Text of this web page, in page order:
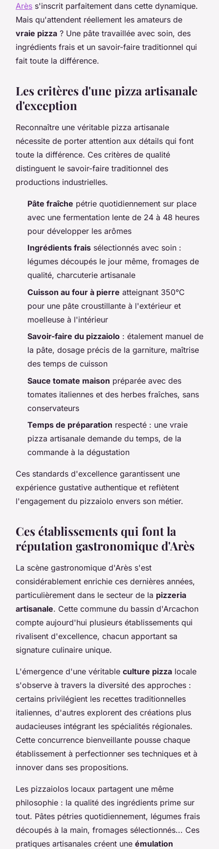
Arès s'inscrit parfaitement dans cette dynamique.
Mais qu'attendent réellement les amateurs de
vraie pizza ? Une pâte travaillée avec soin, des
ingrédients frais et un savoir-faire traditionnel qui
fait toute la différence.
Les critères d'une pizza artisanale
d'exception
Reconnaître une véritable pizza artisanale
nécessite de porter attention aux détails qui font
toute la différence. Ces critères de qualité
distinguent le savoir-faire traditionnel des
productions industrielles.
Pâte fraîche pétrie quotidiennement sur place
avec une fermentation lente de 24 à 48 heures
pour développer les arômes
Ingrédients frais sélectionnés avec soin :
légumes découpés le jour même, fromages de
qualité, charcuterie artisanale
Cuisson au four à pierre atteignant 350°C
pour une pâte croustillante à l'extérieur et
moelleuse à l'intérieur
Savoir-faire du pizzaiolo : étalement manuel de
la pâte, dosage précis de la garniture, maîtrise
des temps de cuisson
Sauce tomate maison préparée avec des
tomates italiennes et des herbes fraîches, sans
conservateurs
Temps de préparation respecté : une vraie
pizza artisanale demande du temps, de la
commande à la dégustation
Ces standards d'excellence garantissent une
expérience gustative authentique et reflètent
l'engagement du pizzaiolo envers son métier.
Ces établissements qui font la
réputation gastronomique d'Arès
La scène gastronomique d'Arès s'est
considérablement enrichie ces dernières années,
particulièrement dans le secteur de la pizzeria
artisanale. Cette commune du bassin d'Arcachon
compte aujourd'hui plusieurs établissements qui
rivalisent d'excellence, chacun apportant sa
signature culinaire unique.
L'émergence d'une véritable culture pizza locale
s'observe à travers la diversité des approches :
certains privilégient les recettes traditionnelles
italiennes, d'autres explorent des créations plus
audacieuses intégrant les spécialités régionales.
Cette concurrence bienveillante pousse chaque
établissement à perfectionner ses techniques et à
innover dans ses propositions.
Les pizzaiolos locaux partagent une même
philosophie : la qualité des ingrédients prime sur
tout. Pâtes pétries quotidiennement, légumes frais
découpés à la main, fromages sélectionnés... Ces
pratiques artisanales créent une émulation